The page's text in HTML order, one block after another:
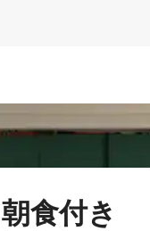
食付き